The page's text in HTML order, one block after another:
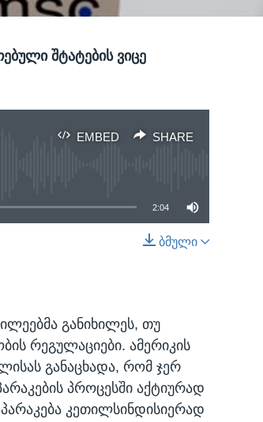
შტატების ვიცე
EMBED SHARE
SHARE
2:04
ბმული
განიხილეს, თუ
რეგულაციები. ამერიკის
განაცხადა, რომ ჯერ
პროცესში აქტიურად
კეთილსინდისიერად